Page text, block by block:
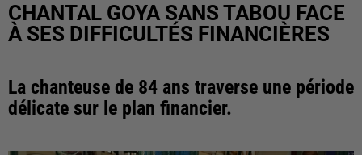
CHANTAL GOYA SANS TABOU FACE
À SES DIFFICULTÉS FINANCIÈRES
La chanteuse de 84 ans traverse une période
délicate sur le plan financier.